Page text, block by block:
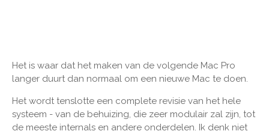
Het is waar dat het maken van de volgende Mac Pro
langer duurt dan normaal om een ​​nieuwe Mac te doen.
Het wordt tenslotte een complete revisie van het hele
systeem - van de behuizing, die zeer modulair zal zijn, tot
de meeste internals en andere onderdelen. Ik denk niet